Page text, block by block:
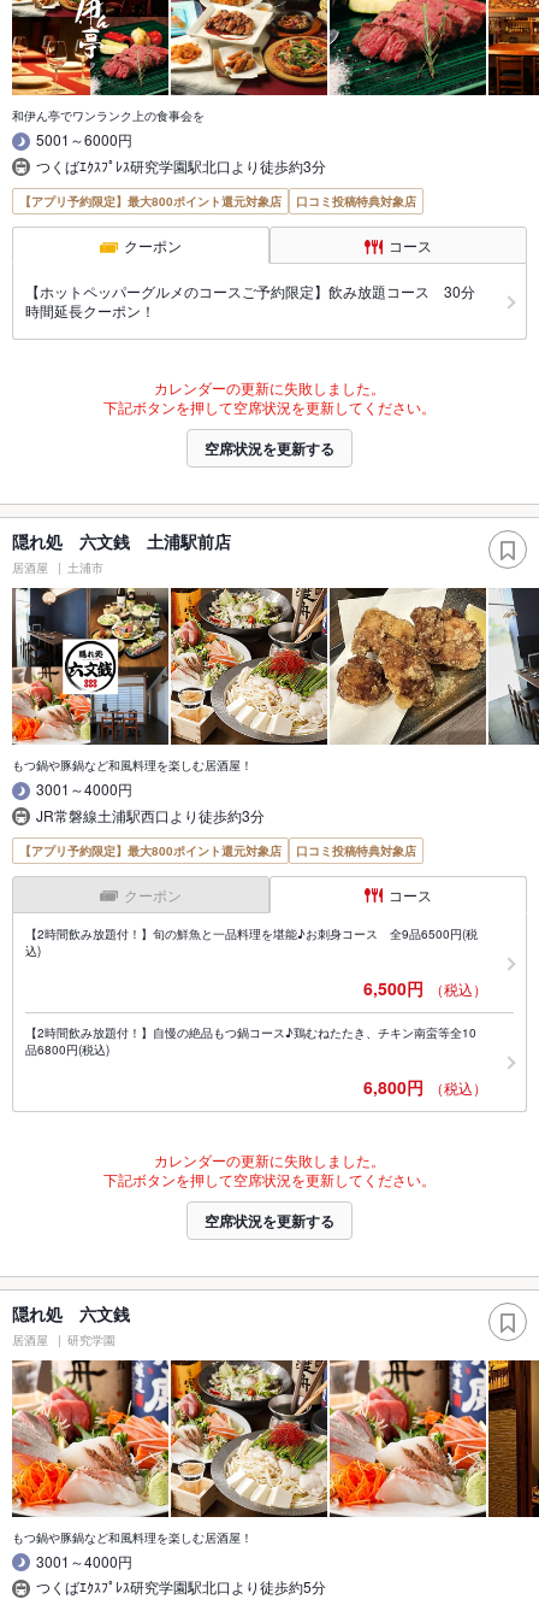
和伊ん亭でワンランク上の食事会を
5001～6000円
つくばｴｸｽﾌﾟﾚｽ研究学園駅北口より徒歩約3分
【アプリ予約限定】最大800ポイント還元対象店 口コミ投稿特典対象店
クーポン コース
【ホットペッパーグルメのコースご予約限定】飲み放題コース 30分
時間延長クーポン！
カレンダーの更新に失敗しました。
下記ボタンを押して空席状況を更新してください。
空席状況を更新する
隠れ処 六文銭 土浦駅前店
居酒屋 土浦市
もつ鍋や豚鍋など和風料理を楽しむ居酒屋！
3001～4000円
JR常磐線土浦駅西口より徒歩約3分
【アプリ予約限定】最大800ポイント還元対象店 口コミ投稿特典対象店
クーポン コース
【2時間飲み放題付！】旬の鮮魚と一品料理を堪能♪お刺身コース 全9品6500円(税
込)
6,500円 （税込）
【2時間飲み放題付！】自慢の絶品もつ鍋コース♪鶏むねたたき、チキン南蛮等全10
品6800円(税込)
6,800円 （税込）
カレンダーの更新に失敗しました。
下記ボタンを押して空席状況を更新してください。
空席状況を更新する
隠れ処 六文銭
居酒屋 研究学園
もつ鍋や豚鍋など和風料理を楽しむ居酒屋！
3001～4000円
つくばｴｸｽﾌﾟﾚｽ研究学園駅北口より徒歩約5分